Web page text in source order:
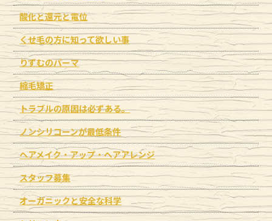
酸化と還元と電位
くせ毛の方に知って欲しい事
りずむのパーマ
縮毛矯正
トラブルの原因は必ずある。
ノンシリコーンが最低条件
ヘアメイク・アップ・ヘアアレンジ
スタッフ募集
オーガニックと安全な科学